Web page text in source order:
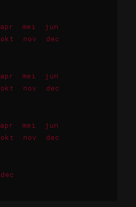
apr mei
jun
okt nov dec
apr mei
jun
okt nov dec
apr mei
jun
okt nov dec
dec